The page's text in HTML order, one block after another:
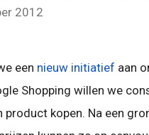
2012
een nieuw initiatief aan
Shopping willen we
kopen. Na een